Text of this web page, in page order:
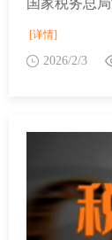
[详情]
2026/2/3